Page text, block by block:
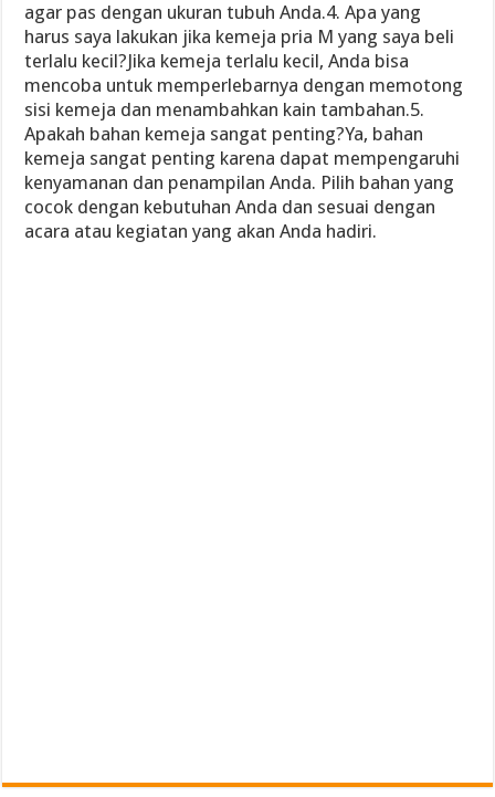
agar pas dengan ukuran tubuh Anda.4. Apa yang
harus saya lakukan jika kemeja pria M yang saya beli
terlalu kecil?Jika kemeja terlalu kecil, Anda bisa
mencoba untuk memperlebarnya dengan memotong
sisi kemeja dan menambahkan kain tambahan.5.
Apakah bahan kemeja sangat penting?Ya, bahan
kemeja sangat penting karena dapat mempengaruhi
kenyamanan dan penampilan Anda. Pilih bahan yang
cocok dengan kebutuhan Anda dan sesuai dengan
acara atau kegiatan yang akan Anda hadiri.